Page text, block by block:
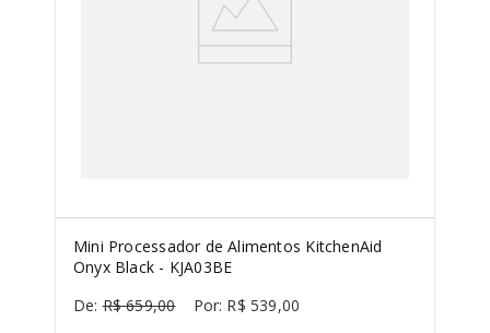
Mini Processador de Alimentos KitchenAid
Onyx Black - KJA03BE
R$ 659,00 R$ 539,00